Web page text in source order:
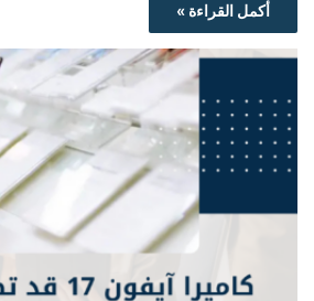
أكمل القراءة »